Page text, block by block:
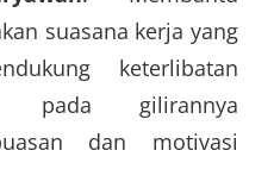
suasana kerja yang
keterlibatan
pada gilirannya
dan motivasi